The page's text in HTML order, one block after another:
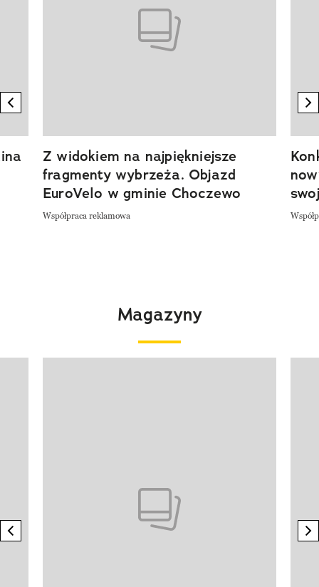
previous element
Z widokiem na najpiękniejsze
fragmenty wybrzeża. Objazd
EuroVelo w gminie Choczewo
Współpraca reklamowa
Magazyny
previous element